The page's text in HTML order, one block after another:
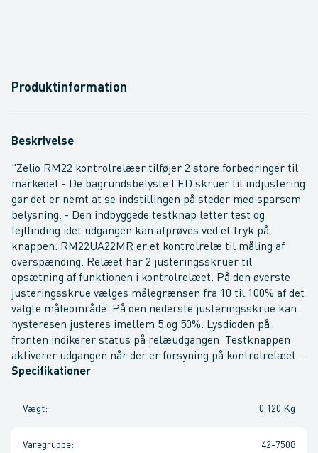
Produktinformation
Beskrivelse
"Zelio RM22 kontrolrelæer tilføjer 2 store forbedringer til
markedet - De bagrundsbelyste LED skruer til indjustering
gør det er nemt at se indstillingen på steder med sparsom
belysning. - Den indbyggede testknap letter test og
fejlfinding idet udgangen kan afprøves ved et tryk på
knappen. RM22UA22MR er et kontrolrelæ til måling af
overspænding. Relæet har 2 justeringsskruer til
opsætning af funktionen i kontrolrelæet. På den øverste
justeringsskrue vælges målegrænsen fra 10 til 100% af det
valgte måleområde. På den nederste justeringsskrue kan
hysteresen justeres imellem 5 og 50%. Lysdioden på
fronten indikerer status på relæudgangen. Testknappen
aktiverer udgangen når der er forsyning på kontrolrelæet. .
Specifikationer
Vægt: 0,120 Kg
Varegruppe: 42-7508